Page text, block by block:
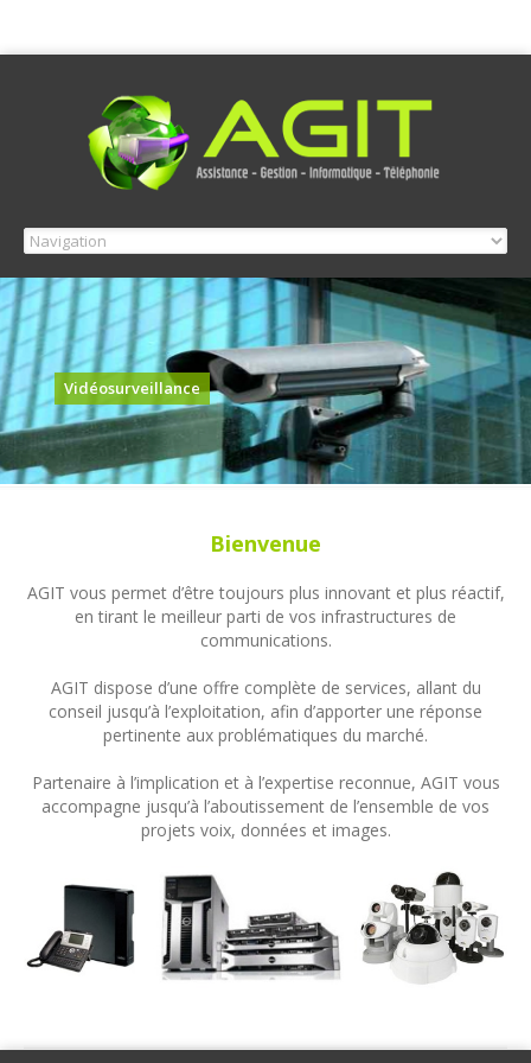
Vidéosurveillance
Bienvenue
AGIT vous permet d’être toujours plus innovant et plus réactif,
en tirant le meilleur parti de vos infrastructures de
communications.
AGIT dispose d’une offre complète de services, allant du
conseil jusqu’à l’exploitation, afin d’apporter une réponse
pertinente aux problématiques du marché.
Partenaire à l’implication et à l’expertise reconnue, AGIT vous
accompagne jusqu’à l’aboutissement de l’ensemble de vos
projets voix, données et images.